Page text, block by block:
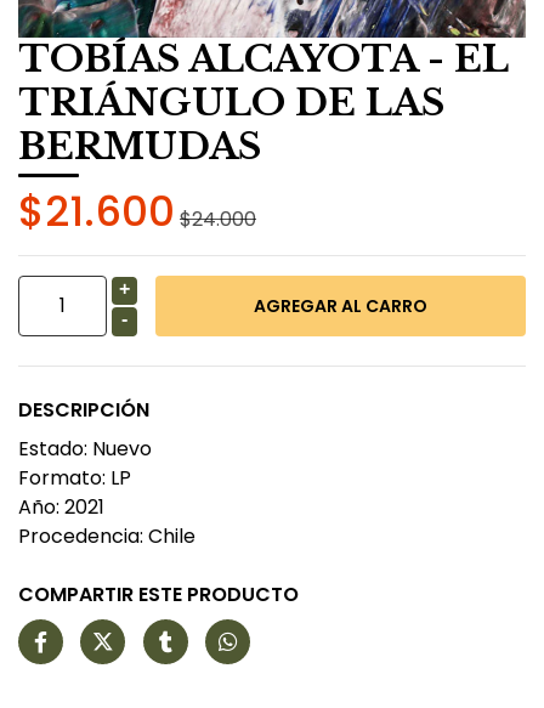
TOBÍAS ALCAYOTA - EL
TRIÁNGULO DE LAS
BERMUDAS
$21.600 $24.000
+
-
DESCRIPCIÓN
Estado: Nuevo
Formato: LP
Año: 2021
Procedencia: Chile
COMPARTIR ESTE PRODUCTO